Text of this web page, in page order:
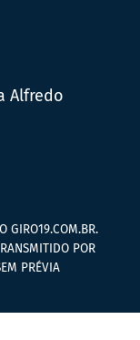
Alfredo
GIRO19.COM.BR.
POR
PRÉVIA